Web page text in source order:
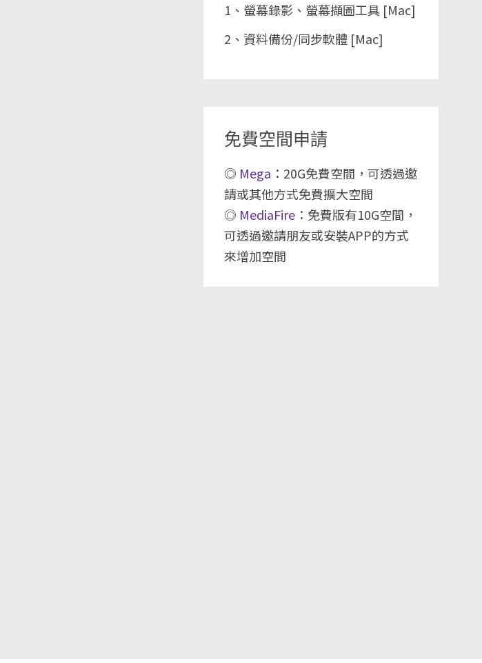
1、螢幕錄影、螢幕擷圖工具 [Mac]
2、資料備份/同步軟體 [Mac]
免費空間申請
◎ Mega ：20G免費空間，可透過邀
請或其他方式免費擴大空間
◎ MediaFire：免費版有10G空間，
可透過邀請朋友或安裝APP的方式
來增加空間